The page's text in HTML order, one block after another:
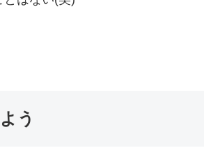
う